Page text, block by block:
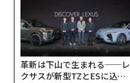
革新は下山で生まれる──レ
クサスが新型TZとESに込め